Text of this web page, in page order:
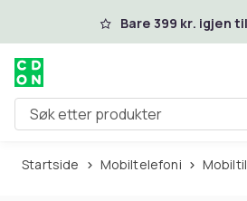
Hopp til hovedinnhold
Bare 399 kr. igjen
Søk etter produkter
Startside Mobiltelefoni